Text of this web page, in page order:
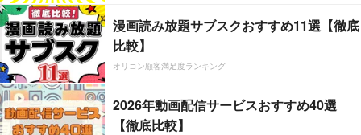
漫画読み放題サブスクおすすめ11選【徹底
比較】
オリコン顧客満足度ランキング
2026年動画配信サービスおすすめ40選
【徹底比較】